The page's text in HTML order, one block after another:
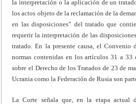
la interpretación o la aplicación de un
los actos objeto de la reclamación de la
en las disposiciones” del tratado que
requerir la interpretación de las
tratado. En la presente causa, el Convenio
normas contenidas en los artículos 31 a 33
sobre el Derecho de los Tratados de 23 de
Ucrania como la Federación de Rusia son
La Corte señala que, en la etapa actual